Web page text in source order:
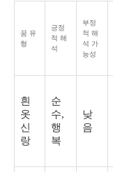
꿈 유
형
긍정
적 해
석
부정
적 해
석 가
능성
흰
옷
신
랑
순
수,
행
복
낮
음